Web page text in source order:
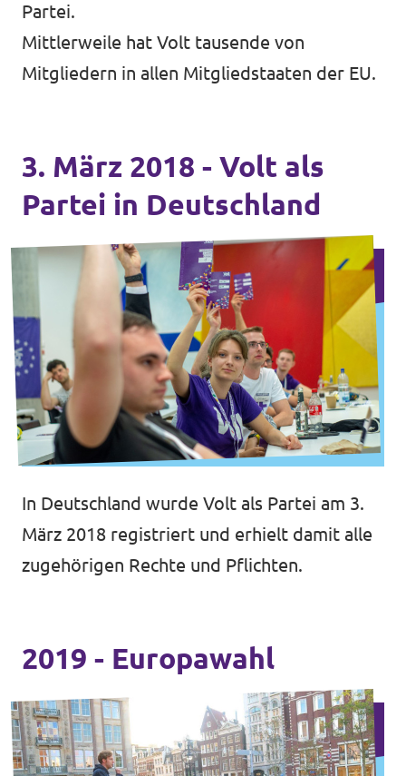
Partei.
Mittlerweile hat Volt tausende von
Mitgliedern in allen Mitgliedstaaten der EU.
3. März 2018 - Volt als
Partei in Deutschland
In Deutschland wurde Volt als Partei am 3.
März 2018 registriert und erhielt damit alle
zugehörigen Rechte und Pflichten.
2019 - Europawahl